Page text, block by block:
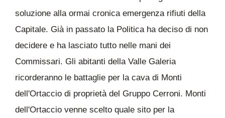
soluzione alla ormai cronica emergenza rifiuti della
Capitale. Già in passato la Politica ha deciso di non
decidere e ha lasciato tutto nelle mani dei
Commissari. Gli abitanti della Valle Galeria
ricorderanno le battaglie per la cava di Monti
dell'Ortaccio di proprietà del Gruppo Cerroni. Monti
dell'Ortaccio venne scelto quale sito per la